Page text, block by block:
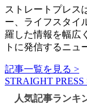
ストレートプレス
ー、ライフスタイ
羅した情報を幅広
トに発信するニュ
記事一覧を見る >
STRAIGHT PRESS
人気記事ランキ